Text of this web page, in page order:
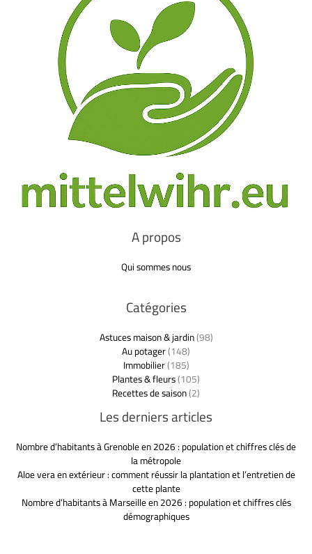
A propos
Qui sommes nous
Catégories
Astuces maison & jardin(98)
Au potager(148)
Immobilier(185)
Plantes & fleurs(105)
Recettes de saison(2)
Les derniers articles
Nombre d’habitants à Grenoble en 2026 : population et chiffres clés de
la métropole
Aloe vera en extérieur : comment réussir la plantation et l’entretien de
cette plante
Nombre d’habitants à Marseille en 2026 : population et chiffres clés
démographiques